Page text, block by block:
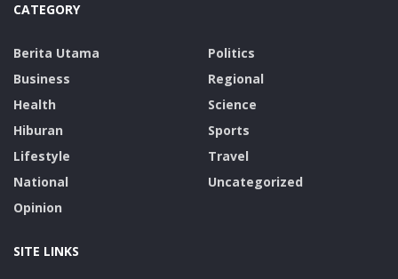
CATEGORY
Berita Utama
Business
Health
Hiburan
Lifestyle
National
Opinion
Politics
Regional
Science
Sports
Travel
Uncategorized
SITE LINKS